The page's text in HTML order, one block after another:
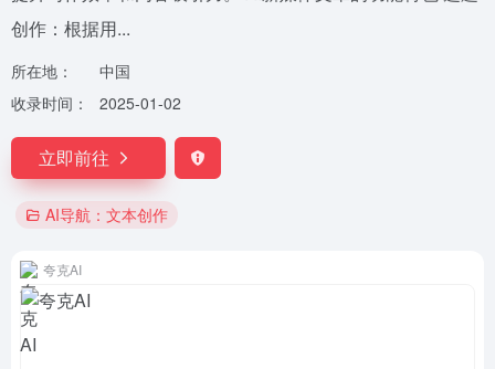
创作：根据用...
所在地：
中国
收录时间：
2025-01-02
立即前往
AI导航：文本创作
夸克AI